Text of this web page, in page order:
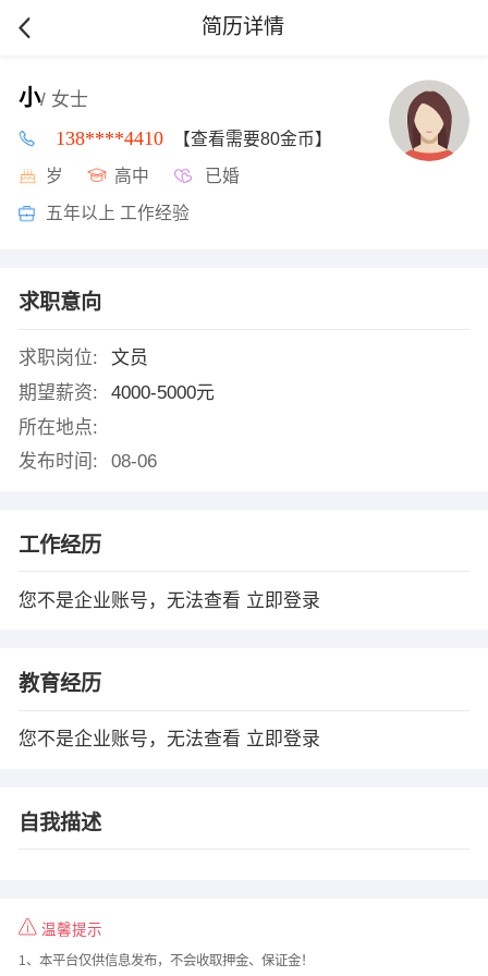
简历详情
小/ 女士
138****4410 【查看需要80金币】
岁 高中 已婚
五年以上 工作经验
求职意向
求职岗位:
文员
期望薪资:
4000-5000元
所在地点:
发布时间:
08-06
工作经历
您不是企业账号，无法查看 立即登录
教育经历
您不是企业账号，无法查看 立即登录
自我描述
温馨提示
1、本平台仅供信息发布，不会收取押金、保证金！